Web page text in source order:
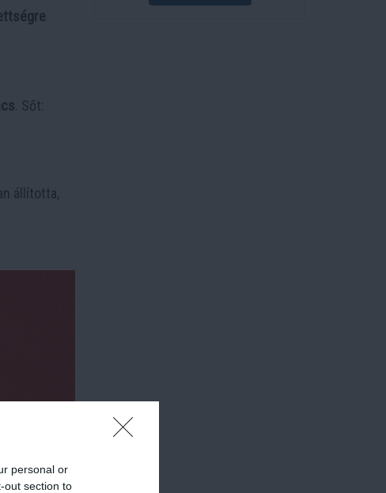
personal or
out section to
. Sőt:
állította,